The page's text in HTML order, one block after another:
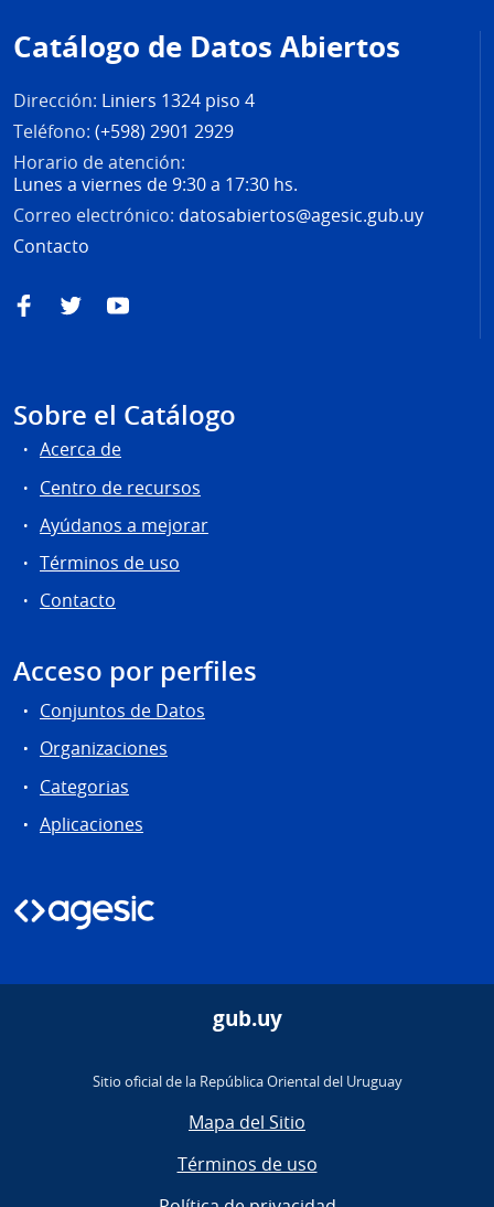
de
página
Catálogo de Datos Abiertos
Dirección: Liniers 1324 piso 4
Teléfono: (+598) 2901 2929
Horario de atención:
Lunes a viernes de 9:30 a 17:30 hs.
Correo electrónico: datosabiertos@agesic.gub.uy
Contacto
FacebookTwitterYouTube
Sobre el Catálogo
Acerca de
Centro de recursos
Ayúdanos a mejorar
Términos de uso
Contacto
Acceso por perfiles
Conjuntos de Datos
Organizaciones
Categorias
Aplicaciones
gub.uy
Sitio oficial de la República Oriental del Uruguay
Mapa del Sitio
Términos de uso